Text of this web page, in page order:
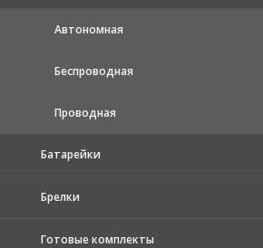
Автономная
Беспроводная
Проводная
Батарейки
Брелки
Готовые комплекты